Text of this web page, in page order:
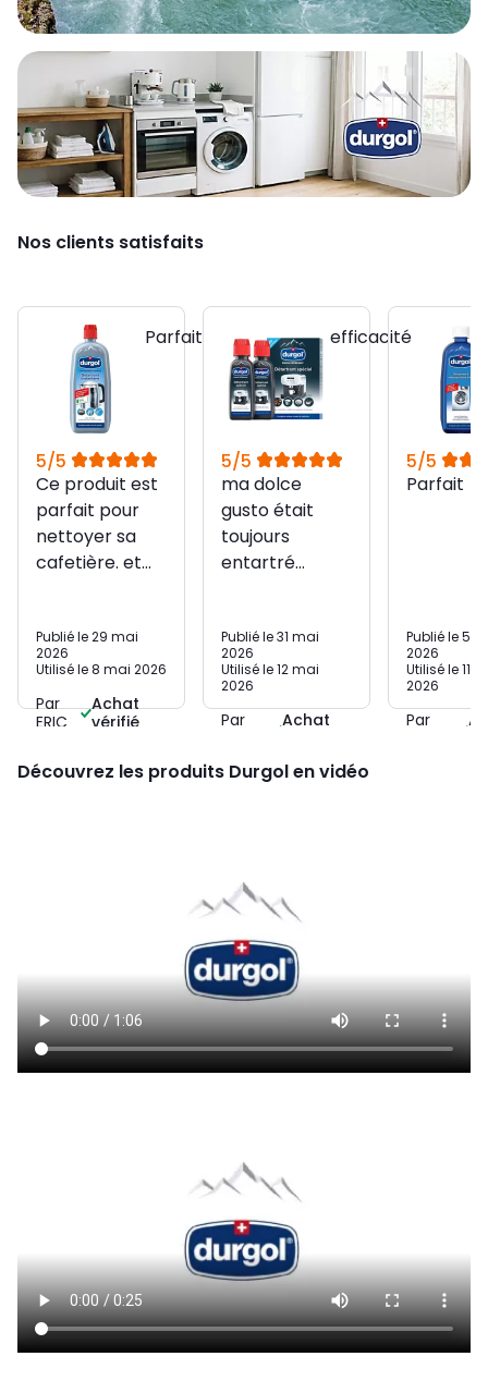
Nos clients satisfaits
Parfait
5/5
Ce produit est
parfait pour
nettoyer sa
cafetière. et
possible
(bouilloire,
canule, etc.....)
Publié le 29 mai
2026
Utilisé le 8 mai 2026
Par
ERIC
Achat
vérifié
efficacité
5/5
ma dolce
gusto était
toujours
entartré
régulier. ce
produit est
rapide et
efficace ! en 10
machine
d'odeur
nauséabonde
à l'utilisation. je
recommande
vivement
Publié le 31 mai
2026
Utilisé le 12 mai
2026
Par
Achat
5/5
Parfait
Publié le 5
2026
Utilisé le 11
2026
Par
Découvrez les produits Durgol en vidéo